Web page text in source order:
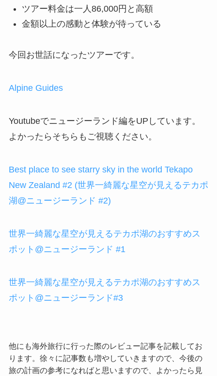
ツアー料金は一人86,000円と高額
金額以上の感動と体験が待っている
今回お世話になったツアーです。
Alpine Guides
Youtubeでニュージーランド編をUPしています。
よかったらそちらもご視聴ください。
Best place to see starry sky in the world Tekapo
New Zealand #2 (世界一綺麗な星空が見えるテカポ
湖@ニュージーランド #2)
世界一綺麗な星空が見えるテカポ湖のおすすめス
ポット@ニュージーランド #1
世界一綺麗な星空が見えるテカポ湖のおすすめス
ポット@ニュージーランド#3
他にも海外旅行に行った際のレビュー記事を記載してお
ります。徐々に記事数も増やしていきますので、今後の
旅の計画の参考になればと思いますので、よかったら見